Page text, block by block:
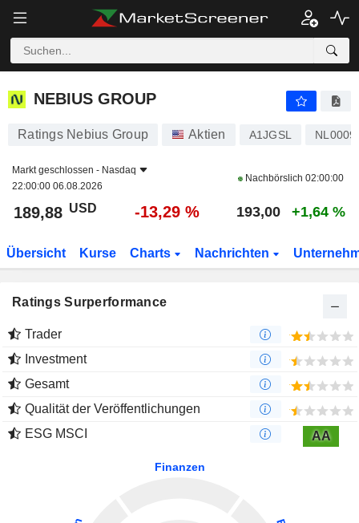
NEBIUS GROUP
NEBIUS GROUP
Ratings Nebius Group Aktien A1JGSL
Markt geschlossen - Nasdaq
22:00:00 06.08.2026
Nachbörslich 02:00:00
189,88 USD -13,29 % 193,00 +1,64 %
Übersicht Kurse Charts Nachrichten
Ratings Surperformance
Trader
Investment
Gesamt
Qualität der Veröffentlichungen
ESG MSCI
AA